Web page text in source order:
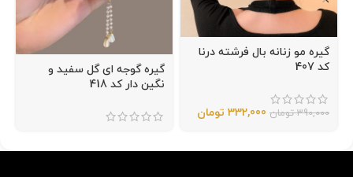
گیره مو زنانه بال فرشته درنا
کد 407
390,000 تومان 332,000 تومان
گیره گوجه ای گل سفید و
نگین دار کد 418